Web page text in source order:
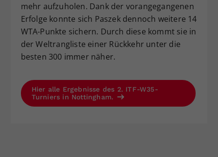
mehr aufzuholen. Dank der vorangegangenen
Erfolge konnte sich Paszek dennoch weitere 14
WTA-Punkte sichern. Durch diese kommt sie in
der Weltrangliste einer Rückkehr unter die
besten 300 immer näher.
Hier alle Ergebnisse des 2. ITF-W35-
Turniers in Nottingham.